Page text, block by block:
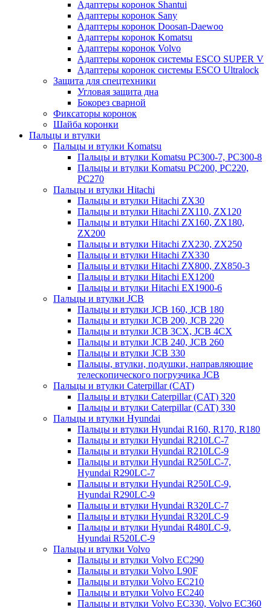
Адаптеры коронок Shantui
Адаптеры коронок Sany
Адаптеры коронок Doosan-Daewoo
Адаптеры коронок Komatsu
Адаптеры коронок Volvo
Адаптеры коронок системы ESCO SUPER V
Адаптеры коронок системы ESCO Ultralock
Защита для спецтехники
Угловая защита дна
Бокорез сварной
Фиксаторы коронок
Шайба коронки
Пальцы и втулки
Пальцы и втулки Komatsu
Пальцы и втулки Komatsu PC300-7, PC300-8
Пальцы и втулки Komatsu PC200, PC220,
PC270
Пальцы и втулки Hitachi
Пальцы и втулки Hitachi ZX30
Пальцы и втулки Hitachi ZX110, ZX120
Пальцы и втулки Hitachi ZX160, ZX180,
ZX200
Пальцы и втулки Hitachi ZX230, ZX250
Пальцы и втулки Hitachi ZX330
Пальцы и втулки Hitachi ZX800, ZX850-3
Пальцы и втулки Hitachi EX1200
Пальцы и втулки Hitachi EX1900-6
Пальцы и втулки JCB
Пальцы и втулки JCB 160, JCB 180
Пальцы и втулки JCB 200, JCB 220
Пальцы и втулки JCB 3CX, JCB 4CX
Пальцы и втулки JCB 240, JCB 260
Пальцы и втулки JCB 330
Пальцы, втулки, подушки, направляющие
телескопического погрузчика JCB
Пальцы и втулки Caterpillar (CAT)
Пальцы и втулки Caterpillar (CAT) 320
Пальцы и втулки Caterpillar (CAT) 330
Пальцы и втулки Hyundai
Пальцы и втулки Hyundai R160, R170, R180
Пальцы и втулки Hyundai R210LC-7
Пальцы и втулки Hyundai R210LC-9
Пальцы и втулки Hyundai R250LC-7,
Hyundai R290LC-7
Пальцы и втулки Hyundai R250LC-9,
Hyundai R290LC-9
Пальцы и втулки Hyundai R320LC-7
Пальцы и втулки Hyundai R320LC-9
Пальцы и втулки Hyundai R480LC-9,
Hyundai R520LC-9
Пальцы и втулки Volvo
Пальцы и втулки Volvo EC290
Пальцы и втулки Volvo L90F
Пальцы и втулки Volvo EC210
Пальцы и втулки Volvo EC240
Пальцы и втулки Volvo EC330, Volvo EC360